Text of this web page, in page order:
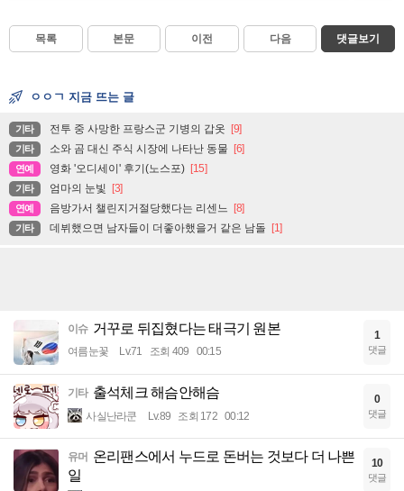
목록 본문 이전 다음 댓글보기
ㅇㅇㄱ 지금 뜨는 글
기타 전투 중 사망한 프랑스군 기병의 갑옷 [9]
기타 소와 곰 대신 주식 시장에 나타난 동물 [6]
연예 영화 '오디세이' 후기(노스포) [15]
기타 엄마의 눈빛 [3]
연예 음방가서 챌린지거절당했다는 리센느 [8]
기타 데뷔했으면 남자들이 더좋아했을거 같은 남돌 [1]
이슈 거꾸로 뒤집혔다는 태극기 원본
여름눈꽃 Lv.71 조회 409 00:15
1
댓글
기타 출석체크 해슴안해슴
사실난라쿤 Lv.89 조회 172 00:12
0
댓글
유머 온리팬스에서 누드로 돈버는 것보다 더 나쁜
일
10
댓글